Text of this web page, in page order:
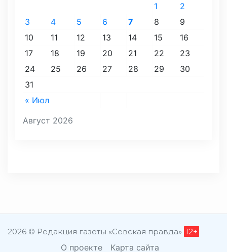
Август 2026
« Июл
1
2
3
4 5 6 7 8
9
10
11 12 13 14 15
16
17
18 19 20 21 22
23
24
25 26 27 28 29
30
31
2026 © Редакция газеты «Севская правда» 12+
О проекте Карта сайта